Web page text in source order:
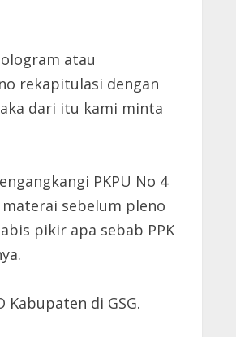
atau
rekapitulasi dengan
dari itu kami minta
PKPU No 4
materai sebelum pleno
pikir apa sebab PPK
Kabupaten di GSG.